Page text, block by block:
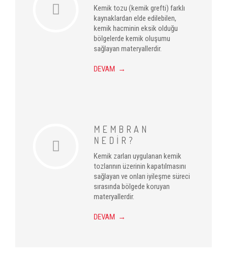
Kemik tozu (kemik grefti) farklı
kaynaklardan elde edilebilen,
kemik hacminin eksik olduğu
bölgelerde kemik oluşumu
sağlayan materyallerdir.
DEVAM →
MEMBRAN
NEDİR?
Kemik zarları uygulanan kemik
tozlarının üzerinin kapatılmasını
sağlayan ve onları iyileşme süreci
sırasında bölgede koruyan
materyallerdir.
DEVAM →